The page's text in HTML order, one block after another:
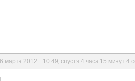
6 марта 2012 г. 10:49 , спустя 4 часа 15 минут 4